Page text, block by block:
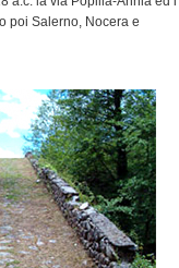
poi Salerno, Nocera e